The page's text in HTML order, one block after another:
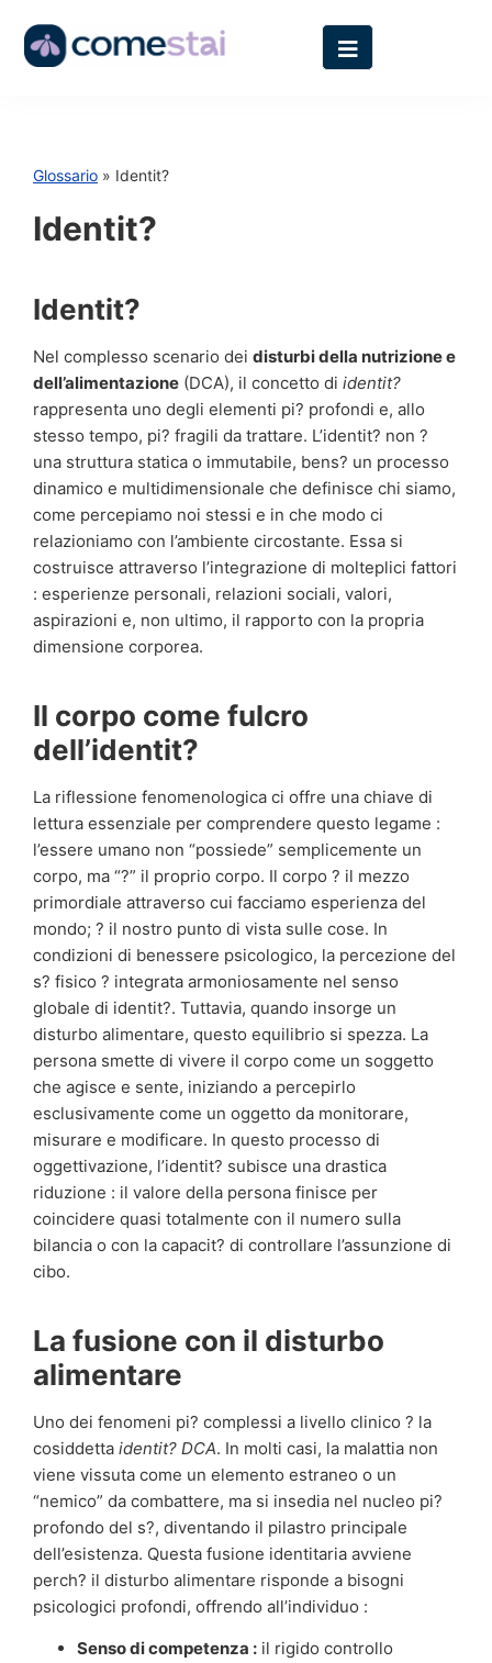
Glossario » Identit?
Identit?
Identit?
Nel complesso scenario dei disturbi della nutrizione e
dell’alimentazione (DCA), il concetto di identit?
rappresenta uno degli elementi pi? profondi e, allo
stesso tempo, pi? fragili da trattare. L’identit? non ?
una struttura statica o immutabile, bens? un processo
dinamico e multidimensionale che definisce chi siamo,
come percepiamo noi stessi e in che modo ci
relazioniamo con l’ambiente circostante. Essa si
costruisce attraverso l’integrazione di molteplici fattori
: esperienze personali, relazioni sociali, valori,
aspirazioni e, non ultimo, il rapporto con la propria
dimensione corporea.
Il corpo come fulcro
dell’identit?
La riflessione fenomenologica ci offre una chiave di
lettura essenziale per comprendere questo legame :
l’essere umano non “possiede” semplicemente un
corpo, ma “?” il proprio corpo. Il corpo ? il mezzo
primordiale attraverso cui facciamo esperienza del
mondo; ? il nostro punto di vista sulle cose. In
condizioni di benessere psicologico, la percezione del
s? fisico ? integrata armoniosamente nel senso
globale di identit?. Tuttavia, quando insorge un
disturbo alimentare, questo equilibrio si spezza. La
persona smette di vivere il corpo come un soggetto
che agisce e sente, iniziando a percepirlo
esclusivamente come un oggetto da monitorare,
misurare e modificare. In questo processo di
oggettivazione, l’identit? subisce una drastica
riduzione : il valore della persona finisce per
coincidere quasi totalmente con il numero sulla
bilancia o con la capacit? di controllare l’assunzione di
cibo.
La fusione con il disturbo
alimentare
Uno dei fenomeni pi? complessi a livello clinico ? la
cosiddetta identit? DCA. In molti casi, la malattia non
viene vissuta come un elemento estraneo o un
“nemico” da combattere, ma si insedia nel nucleo pi?
profondo del s?, diventando il pilastro principale
dell’esistenza. Questa fusione identitaria avviene
perch? il disturbo alimentare risponde a bisogni
psicologici profondi, offrendo all’individuo :
Senso di competenza : il rigido controllo